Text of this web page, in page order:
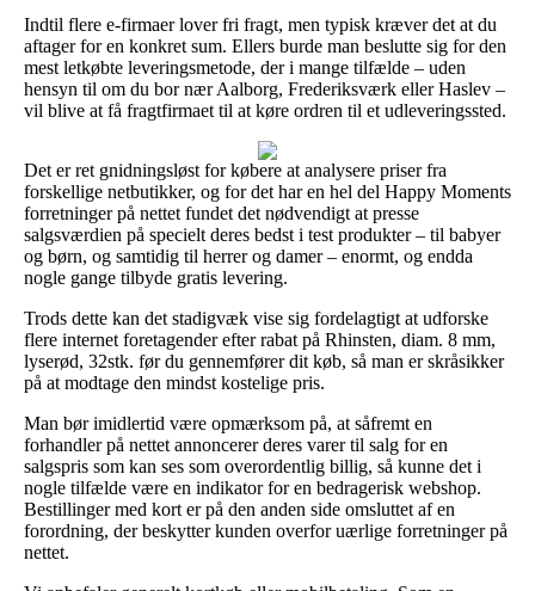
Indtil flere e-firmaer lover fri fragt, men typisk kræver det at du
aftager for en konkret sum. Ellers burde man beslutte sig for den
mest letkøbte leveringsmetode, der i mange tilfælde – uden
hensyn til om du bor nær Aalborg, Frederiksværk eller Haslev –
vil blive at få fragtfirmaet til at køre ordren til et udleveringssted.
Det er ret gnidningsløst for købere at analysere priser fra
forskellige netbutikker, og for det har en hel del Happy Moments
forretninger på nettet fundet det nødvendigt at presse
salgsværdien på specielt deres bedst i test produkter – til babyer
og børn, og samtidig til herrer og damer – enormt, og endda
nogle gange tilbyde gratis levering.
Trods dette kan det stadigvæk vise sig fordelagtigt at udforske
flere internet foretagender efter rabat på Rhinsten, diam. 8 mm,
lyserød, 32stk. før du gennemfører dit køb, så man er skråsikker
på at modtage den mindst kostelige pris.
Man bør imidlertid være opmærksom på, at såfremt en
forhandler på nettet annoncerer deres varer til salg for en
salgspris som kan ses som overordentlig billig, så kunne det i
nogle tilfælde være en indikator for en bedragerisk webshop.
Bestillinger med kort er på den anden side omsluttet af en
forordning, der beskytter kunden overfor uærlige forretninger på
nettet.